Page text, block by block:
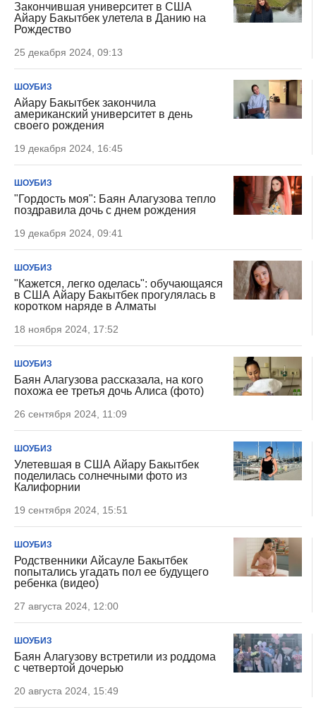
Закончившая университет в США
Айару Бакытбек улетела в Данию на
Рождество
25 декабря 2024, 09:13
ШОУБИЗ
Айару Бакытбек закончила
американский университет в день
своего рождения
19 декабря 2024, 16:45
ШОУБИЗ
"Гордость моя": Баян Алагузова тепло
поздравила дочь с днем рождения
19 декабря 2024, 09:41
ШОУБИЗ
"Кажется, легко оделась": обучающаяся
в США Айару Бакытбек прогулялась в
коротком наряде в Алматы
18 ноября 2024, 17:52
ШОУБИЗ
Баян Алагузова рассказала, на кого
похожа ее третья дочь Алиса (фото)
26 сентября 2024, 11:09
ШОУБИЗ
Улетевшая в США Айару Бакытбек
поделилась солнечными фото из
Калифорнии
19 сентября 2024, 15:51
ШОУБИЗ
Родственники Айсауле Бакытбек
попытались угадать пол ее будущего
ребенка (видео)
27 августа 2024, 12:00
ШОУБИЗ
Баян Алагузову встретили из роддома
с четвертой дочерью
20 августа 2024, 15:49